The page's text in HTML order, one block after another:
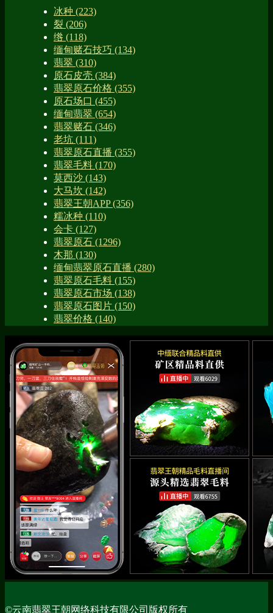
冰种 (223)
裂 (206)
绺 (118)
缅甸赌石技巧 (134)
翡翠 (310)
原石皮壳 (384)
翡翠原石价格 (355)
原石场口 (455)
缅甸翡翠 (654)
翡翠赌石 (346)
老坑 (111)
翡翠原石直播 (355)
翡翠毛料 (170)
莫西沙 (143)
大马坎 (142)
翡翠王朝APP(356)
糯冰种 (110)
会卡 (127)
翡翠原石 (1296)
木那 (130)
缅甸翡翠原石直播 (280)
翡翠原石毛料 (155)
翡翠原石市场 (138)
翡翠原石图片 (150)
翡翠价格 (140)
©云南翡翠王朝网络科技有限公司版权所有